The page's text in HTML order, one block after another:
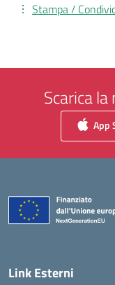
Stampa /
Scarica
App
Link Esterni